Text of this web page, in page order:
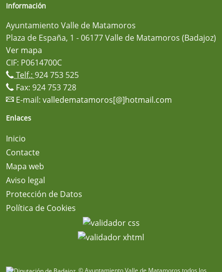
Información
Ayuntamiento Valle de Matamoros
Plaza de España, 1 - 06177 Valle de Matamoros (Badajoz)
Ver mapa
CIF: P0614700C
Telf.: 924 753 525
Fax: 924 753 728
E-mail: valledematamoros[@]hotmail.com
Enlaces
Inicio
Contacte
Mapa web
Aviso legal
Protección de Datos
Política de Cookies